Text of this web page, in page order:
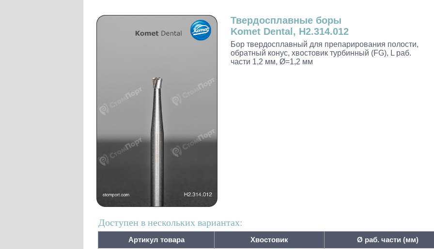
Наконечники и переходники KaVo
Твердосплавные боры
Komet Dental, H2.314.012
Бор твердосплавный для препарирования полости,
обратный конус, хвостовик турбинный (FG), L раб.
части 1,2 мм, Ø=1,2 мм
Доступен в нескольких вариантах:
Артикул товара Хвостовик Ø раб. части (мм)